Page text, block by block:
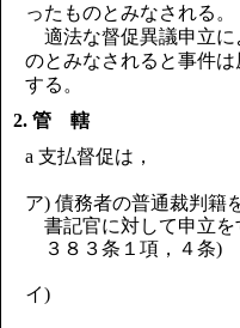
ったものとみなされる。
適法な督促異議申立に
のとみなされると事件
する。
2. 管 轄
a 支払督促は，
ア) 債務者の普通裁判籍
書記官に対して申立
３８３条１項，４条)
イ)